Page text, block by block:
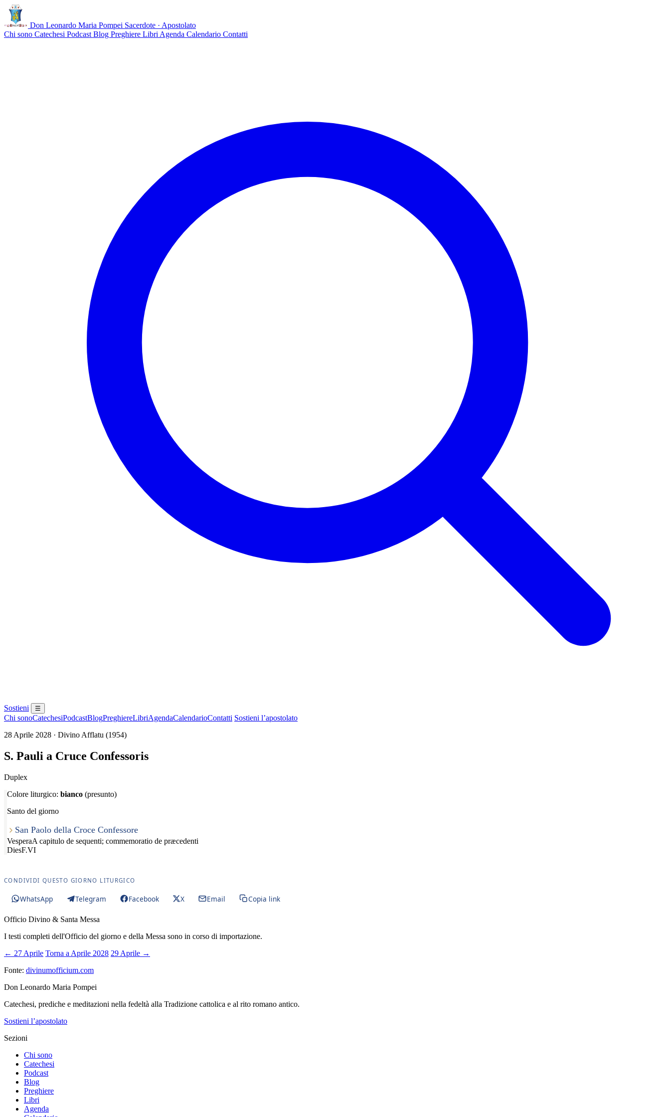
Don Leonardo Maria Pompei Sacerdote · Apostolato
Chi sono Catechesi Podcast Blog Preghiere Libri Agenda Calendario Contatti
Sostieni ☰
Chi sonoCatechesiPodcastBlogPreghiereLibriAgendaCalendarioContatti Sostieni l’apostolato
28 Aprile 2028 · Divino Afflatu (1954)
S. Pauli a Cruce Confessoris
Duplex
Colore liturgico: bianco (presunto)
Santo del giorno
San Paolo della Croce Confessore
VesperaA capitulo de sequenti; commemoratio de præcedenti
DiesF.VI
CONDIVIDI QUESTO GIORNO LITURGICO
WhatsApp Telegram Facebook X Email Copia link
Officio Divino & Santa Messa
I testi completi dell'Officio del giorno e della Messa sono in corso di importazione.
← 27 Aprile Torna a Aprile 2028 29 Aprile →
Fonte: divinumofficium.com
Don Leonardo Maria Pompei
Catechesi, prediche e meditazioni nella fedeltà alla Tradizione cattolica e al rito romano antico.
Sostieni l’apostolato
Sezioni
Chi sono
Catechesi
Podcast
Blog
Preghiere
Libri
Agenda